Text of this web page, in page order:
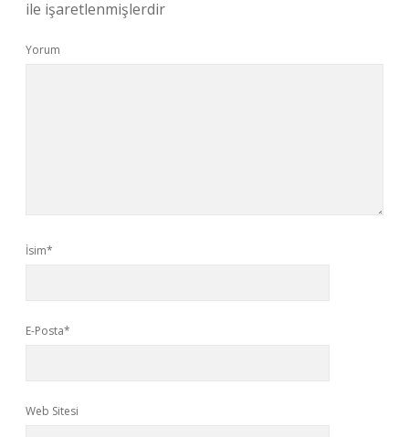
ile işaretlenmişlerdir
Yorum
İsim*
E-Posta*
Web Sitesi